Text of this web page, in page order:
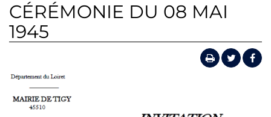
CÉRÉMONIE DU 08 MAI
1945